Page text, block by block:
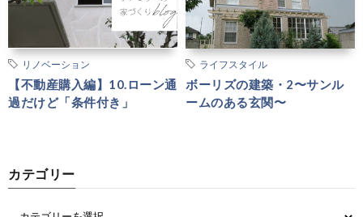
リノベーション
【不動産購入編】10.ローン通
過だけど「条件付き」
ライフスタイル
ボーリズの建築・2〜サンル
ームのある玄関〜
カテゴリー